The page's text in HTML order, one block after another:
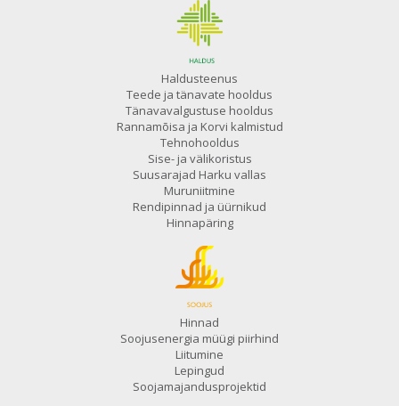
Haldusteenus
Teede ja tänavate hooldus
Tänavavalgustuse hooldus
Rannamõisa ja Korvi kalmistud
Tehnohooldus
Sise- ja välikoristus
Suusarajad Harku vallas
Muruniitmine
Rendipinnad ja üürnikud
Hinnapäring
Hinnad
Soojusenergia müügi piirhind
Liitumine
Lepingud
Soojamajandusprojektid